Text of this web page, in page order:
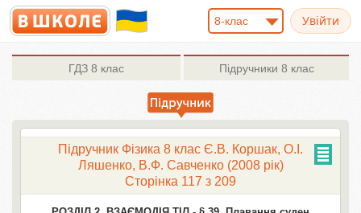
8-клас
ГДЗ 8 клас Підручники 8 клас
Підручник Фізика 8 клас Є.В. Коршак, О.І.
Ляшенко, В.Ф. Савченко (2008 рік)
Сторінка 117 з 209